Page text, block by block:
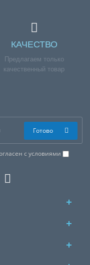
КАЧЕСТВО
Предлагаем только
качественный товар
с условиями
Готово